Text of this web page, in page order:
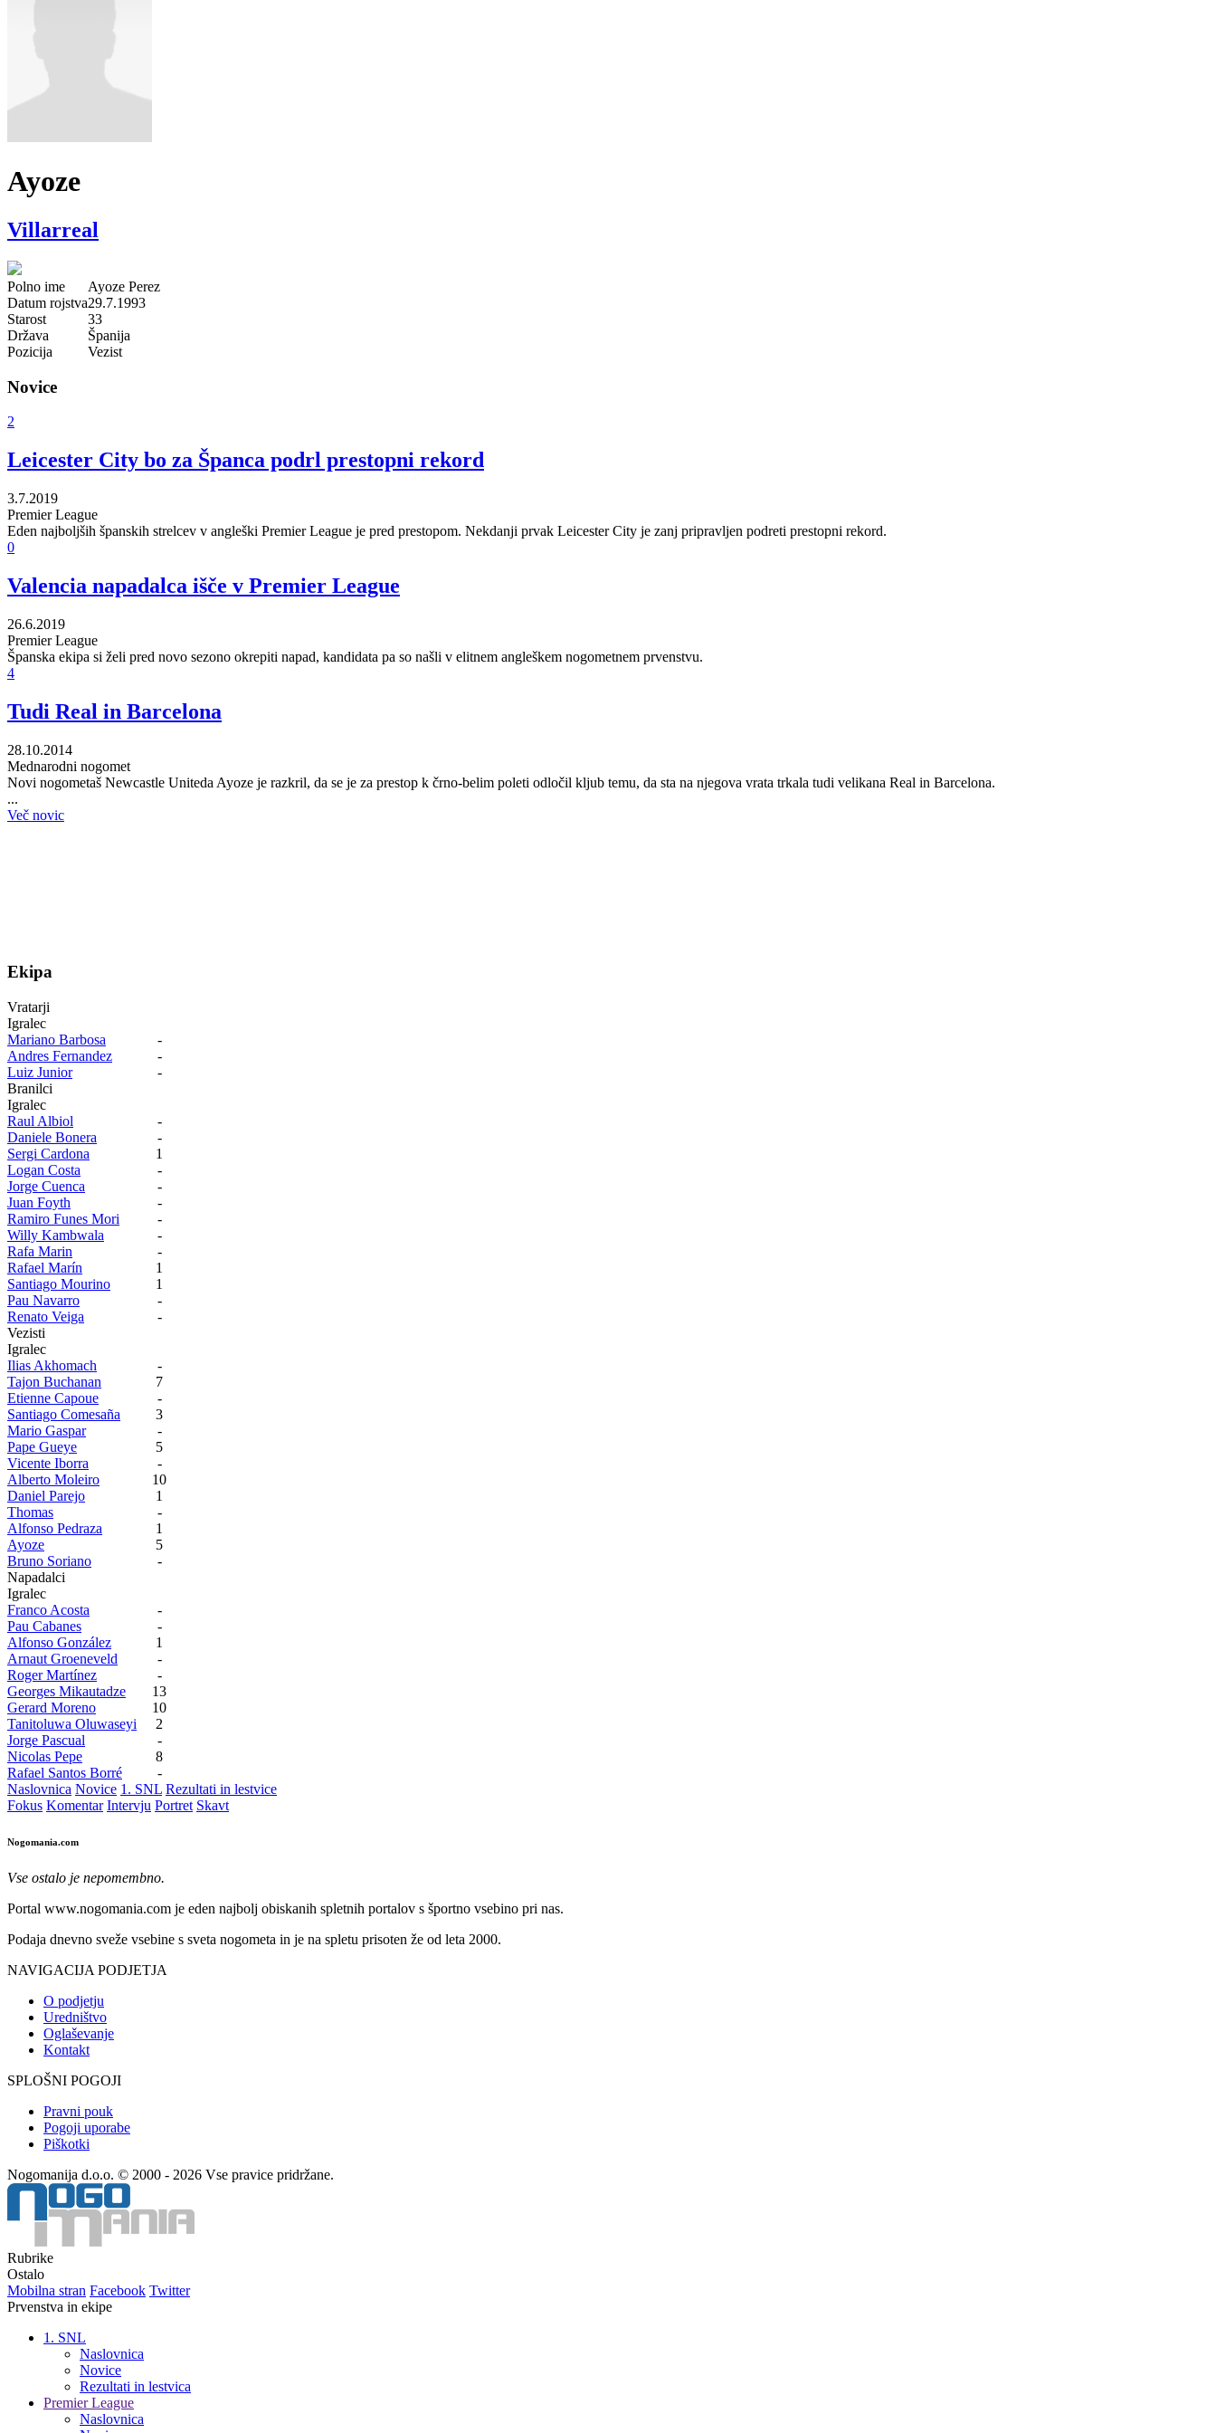
Ayoze
Villarreal
Polno ime
Ayoze Perez
Datum rojstva29.7.1993
Starost
33
Država
Španija
Pozicija
Vezist
Novice
2
Leicester City bo za Španca podrl prestopni rekord
3.7.2019
Premier League
Eden najboljših španskih strelcev v angleški Premier League je pred prestopom. Nekdanji prvak Leicester City je zanj pripravljen podreti prestopni rekord.
0
Valencia napadalca išče v Premier League
26.6.2019
Premier League
Španska ekipa si želi pred novo sezono okrepiti napad, kandidata pa so našli v elitnem angleškem nogometnem prvenstvu.
4
Tudi Real in Barcelona
28.10.2014
Mednarodni nogomet
Novi nogometaš Newcastle Uniteda Ayoze je razkril, da se je za prestop k črno-belim poleti odločil kljub temu, da sta na njegova vrata trkala tudi velikana Real in Barcelona.
...
Več novic
Ekipa
Vratarji
Igralec
Mariano Barbosa
-
Andres Fernandez
-
Luiz Junior
-
Branilci
Igralec
Raul Albiol
-
Daniele Bonera
-
Sergi Cardona
1
Logan Costa
-
Jorge Cuenca
-
Juan Foyth
-
Ramiro Funes Mori
-
Willy Kambwala
-
Rafa Marin
-
Rafael Marín
1
Santiago Mourino
1
Pau Navarro
-
Renato Veiga
-
Vezisti
Igralec
Ilias Akhomach
-
Tajon Buchanan
7
Etienne Capoue
-
Santiago Comesaña
3
Mario Gaspar
-
Pape Gueye
5
Vicente Iborra
-
Alberto Moleiro
10
Daniel Parejo
1
Thomas
-
Alfonso Pedraza
1
Ayoze
5
Bruno Soriano
-
Napadalci
Igralec
Franco Acosta
-
Pau Cabanes
-
Alfonso González
1
Arnaut Groeneveld
-
Roger Martínez
-
Georges Mikautadze
13
Gerard Moreno
10
Tanitoluwa Oluwaseyi
2
Jorge Pascual
-
Nicolas Pepe
8
Rafael Santos Borré
-
Naslovnica Novice 1. SNL Rezultati in lestvice
Fokus Komentar Intervju Portret Skavt
Nogomania.com
Vse ostalo je nepomembno.
Portal www.nogomania.com je eden najbolj obiskanih spletnih portalov s športno vsebino pri nas.
Podaja dnevno sveže vsebine s sveta nogometa in je na spletu prisoten že od leta 2000.
NAVIGACIJA PODJETJA
O podjetju
Uredništvo
Oglaševanje
Kontakt
SPLOŠNI POGOJI
Pravni pouk
Pogoji uporabe
Piškotki
Nogomanija d.o.o. © 2000 - 2026 Vse pravice pridržane.
Rubrike
Ostalo
Mobilna stran Facebook Twitter
Prvenstva in ekipe
1. SNL
Naslovnica
Novice
Rezultati in lestvica
Premier League
Naslovnica